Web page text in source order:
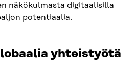
näkökulmasta digitaalisilla
potentiaalia.
yhteistyötä